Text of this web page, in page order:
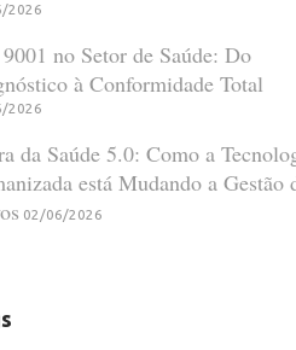
2026
no Setor de Saúde: Do
à Conformidade Total
2026
da Saúde 5.0: Como a
está Mudando a Gestão
02/06/2026